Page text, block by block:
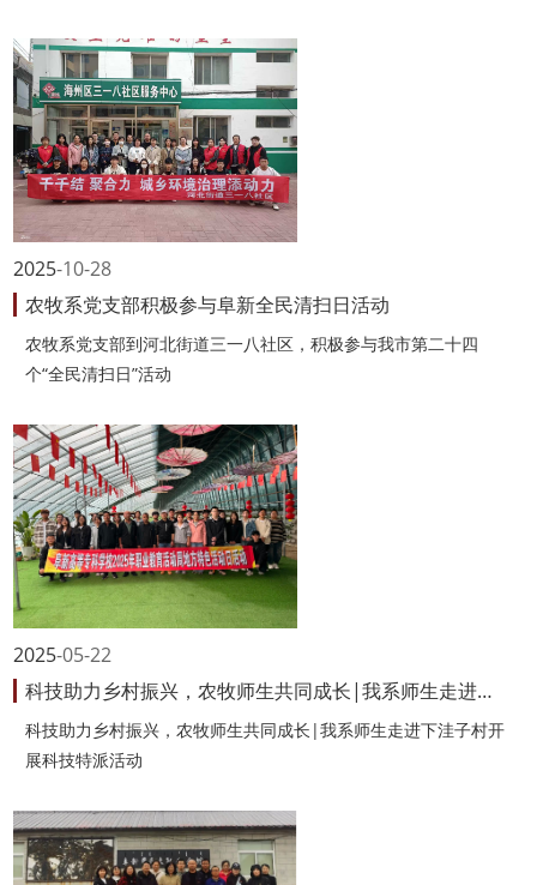
10-28
2025
农牧系党支部积极参与阜新全民清扫日活动
农牧系党支部到河北街道三一八社区，积极参与我市第二十四
个“全民清扫日”活动
05-22
2025
科技助力乡村振兴，农牧师生共同成长|我系师生走进下洼子村开展科技特派活...
科技助力乡村振兴，农牧师生共同成长|我系师生走进下洼子村开
展科技特派活动